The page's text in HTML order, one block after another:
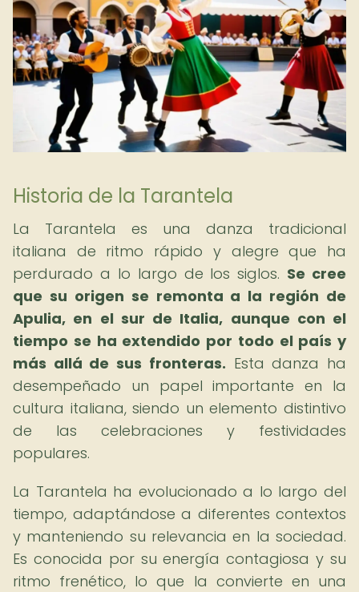
Historia de la Tarantela
La Tarantela es una danza tradicional
italiana de ritmo rápido y alegre que ha
perdurado a lo largo de los siglos. Se cree
que su origen se remonta a la región de
Apulia, en el sur de Italia, aunque con el
tiempo se ha extendido por todo el país y
más allá de sus fronteras. Esta danza ha
desempeñado un papel importante en la
cultura italiana, siendo un elemento distintivo
de las celebraciones y festividades
populares.
La Tarantela ha evolucionado a lo largo del
tiempo, adaptándose a diferentes contextos
y manteniendo su relevancia en la sociedad.
Es conocida por su energía contagiosa y su
ritmo frenético, lo que la convierte en una